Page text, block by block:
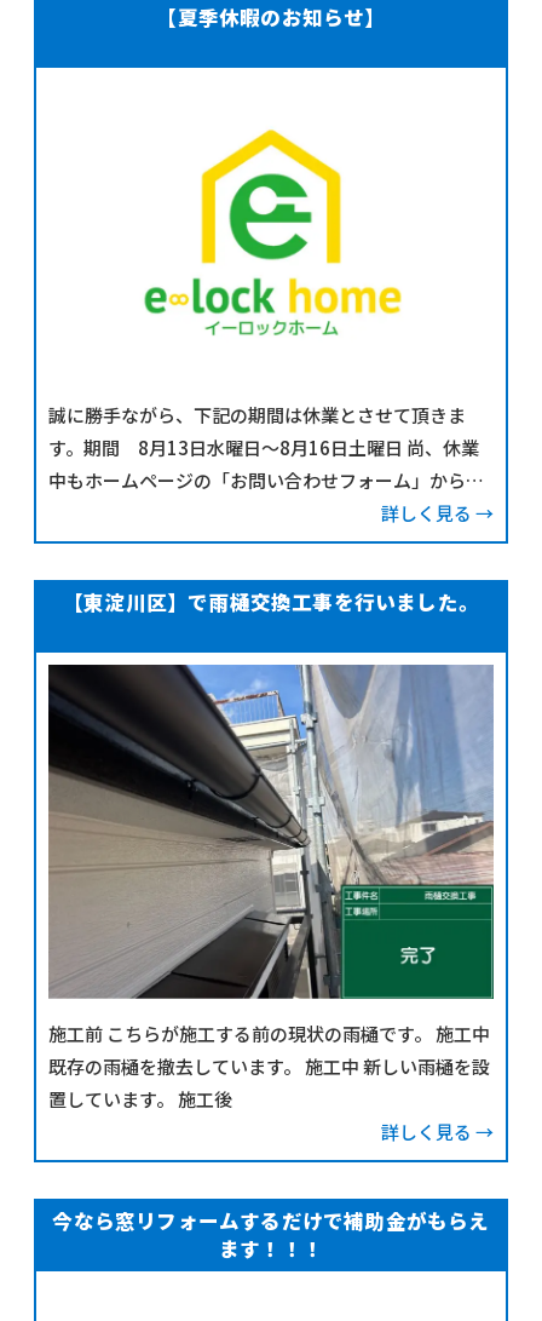
【夏季休暇のお知らせ】
誠に勝手ながら、下記の期間は休業とさせて頂きま
す。期間 8月13日水曜日～8月16日土曜日 尚、休業
中もホームページの「お問い合わせフォーム」から
の、お問い合わせは受け付けておりますが、期間中に
頂いたご返答につきましては、 8月17日 日曜日より順
次ご対応させていた
詳しく見る →
【東淀川区】で雨樋交換工事を行いました。
施工前 こちらが施工する前の現状の雨樋です。 施工中
既存の雨樋を撤去しています。 施工中 新しい雨樋を設
置しています。 施工後
詳しく見る →
今なら窓リフォームするだけで補助金がもらえ
ます！！！